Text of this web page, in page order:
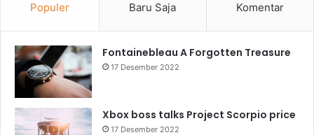
Populer Baru Saja Komentar
Fontainebleau A Forgotten Treasure
17 Desember 2022
Xbox boss talks Project Scorpio price
17 Desember 2022